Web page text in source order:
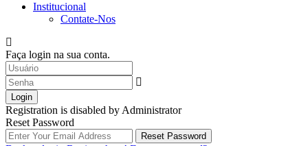
Institucional
Contate-Nos
Faça login na sua conta.
Login
Registration is disabled by Administrator
Reset Password
Reset Password